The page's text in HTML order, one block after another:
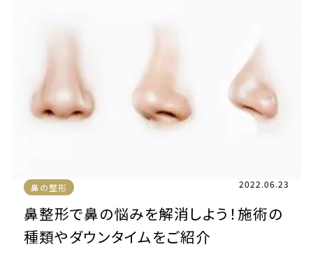
鼻の整形 2022.06.23
鼻整形で鼻の悩みを解消しよう！施術の
種類やダウンタイムをご紹介